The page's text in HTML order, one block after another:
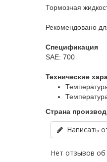
Тормозная
Рекомендовано
Спецификация
SAE: 700
Технические
Страна
Написать
Нет отзывов об